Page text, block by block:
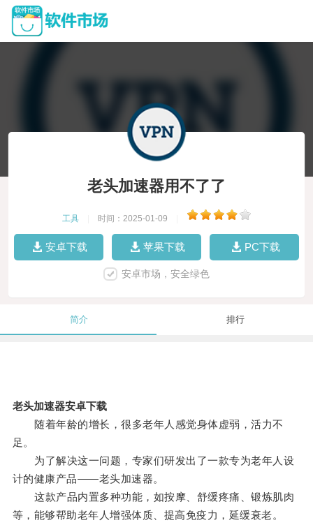
老头加速器用不了了
工具 时间：2025-01-09
安卓下载 苹果下载 PC下载
安卓市场，安全绿色
简介 排行
老头加速器安卓下载
随着年龄的增长，很多老年人感觉身体虚弱，活力不
足。
为了解决这一问题，专家们研发出了一款专为老年人设
计的健康产品——老头加速器。
这款产品内置多种功能，如按摩、舒缓疼痛、锻炼肌肉
等，能够帮助老年人增强体质、提高免疫力，延缓衰老。